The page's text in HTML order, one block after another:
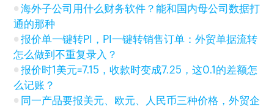
海外子公司用什么财务软件？能和国内母公司数据打
通的那种
报价单一键转PI，PI一键转销售订单：外贸单据流转
怎么做到不重复录入？
报价时1美元=7.15，收款时变成7.25，这0.1的差额怎
么记账？
同一产品要报美元、欧元、人民币三种价格，外贸企